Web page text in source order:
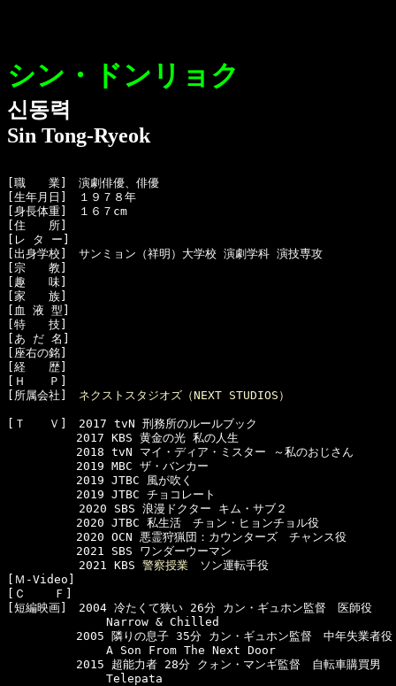
シン・ドンリョク
신동력
Sin Tong-Ryeok
[職　　業]　演劇俳優、俳優
[生年月日]　１９７８年
[身長体重]　１６７cm
[住　　所]
[レ タ ー]
[出身学校]　サンミョン（祥明）大学校 演劇学科 演技専攻
[宗　　教]
[趣　　味]
[家　　族]
[血 液 型]
[特　　技]
[あ だ 名]
[座右の銘]
[経　　歴]
[Ｈ　　Ｐ]
[所属会社] ネクストスタジオズ（NEXT STUDIOS）
[Ｔ　　Ｖ]　2017 tvN 刑務所のルールブック
2017 KBS 黄金の光 私の人生
2018 tvN マイ・ディア・ミスター ～私のおじさん
2019 MBC ザ・バンカー
2019 JTBC 風が吹く
2019 JTBC チョコレート
  　　　　　2020 SBS 浪漫ドクター キム・サブ２
2020 JTBC 私生活　チョン・ヒョンチョル役
2020 OCN 悪霊狩猟団：カウンターズ　チャンス役
2021 SBS ワンダーウーマン
  　　　　　2021 KBS
警察授業 ソン運転手役
[Ｍ-Video]
[Ｃ    Ｆ]
[短編映画]　2004 冷たくて狭い 26分 カン・ギュホン監督　医師役
Narrow & Chilled
2005 隣りの息子 35分 カン・ギュホン監督　中年失業者役
A Son From The Next Door
2015 超能力者 28分 クォン・マンギ監督　自転車購買男
Telepata